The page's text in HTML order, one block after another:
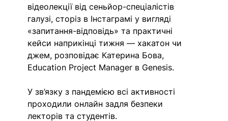
відеолекції від сеньйор-спеціалістів
галузі, сторіз в Інстаграмі у вигляді
«запитання-відповідь» та практичні
кейси наприкінці тижня — хакатон чи
джем, розповідає Катерина Бова,
Education Project Manager в Genesis.
У зв’язку з пандемією всі активності
проходили онлайн задля безпеки
лекторів та студентів.